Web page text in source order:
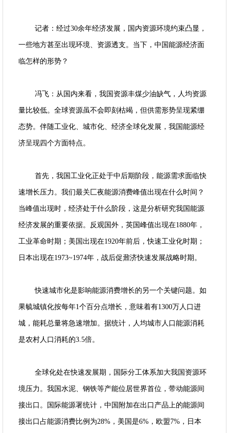
记者：经过30余年经济发展，国内资源环境约束凸显，
一些地方甚至出现环境、资源透支。当下，中国能源经济面
临怎样的形势？
冯飞：从国内来看，我国资源丰煤少油缺气，人均资源
量比较低。全球资源虽不会即刻枯竭，但供需形势呈现紧绷
态势。伴随工业化、城市化、经济全球化发展，我国能源经
济呈现四个方面特点。
首先，我国工业化正处于中后期阶段，能源需求面临快
速增长压力。我们最关匚夜能源消费峰值出现在什么时间？
当峰值出现时，经济处于什么阶段，这是分析研究我国能源
经济发展的重要依据。反观国外，英国峰值出现在1880年，
工业革命时期；美国出现在1920年前后，快速工业化时期；
日本出现在1973~1974年，战后促鼐济快速发展战略时期。
快速城市化是影响能源消费增长的另一个关键问题。如
果毓城镇化按每年1个百分点增长，意味着有1300万人口进
城，能耗总量将急速增加。据统计，人均城市人口能源消耗
是农村人口消耗的3.5倍。
全球化处在快速发展期，国际分工体系加大我国资源环
境压力。我国水泥、钢铁等产能位居世界首位，带动能源间
接出口。国际能源署统计，中国附加在出口产品上的能源间
接出口占能源消费比例为28%，美国是6%，欧盟7%，日本